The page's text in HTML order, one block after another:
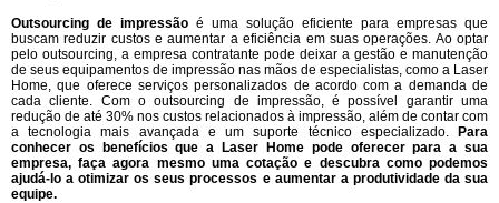
Outsourcing de impressão é uma solução eficiente para empresas que
buscam reduzir custos e aumentar a eficiência em suas operações. Ao optar
pelo outsourcing, a empresa contratante pode deixar a gestão e manutenção
de seus equipamentos de impressão nas mãos de especialistas, como a Laser
Home, que oferece serviços personalizados de acordo com a demanda de
cada cliente. Com o outsourcing de impressão, é possível garantir uma
redução de até 30% nos custos relacionados à impressão, além de contar com
a tecnologia mais avançada e um suporte técnico especializado. Para
conhecer os benefícios que a Laser Home pode oferecer para a sua
empresa, faça agora mesmo uma cotação e descubra como podemos
ajudá-lo a otimizar os seus processos e aumentar a produtividade da sua
equipe.